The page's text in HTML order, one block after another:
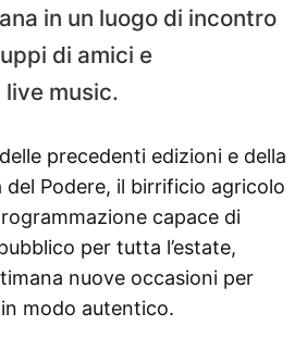
in un luogo di incontro
di amici e
music.
precedenti edizioni e della
del Podere, il birrificio agricolo
capace di
per tutta l’estate,
nuove occasioni per
modo autentico.